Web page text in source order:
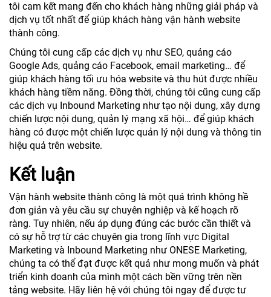
tôi cam kết mang đến cho khách hàng những giải pháp và
dịch vụ tốt nhất để giúp khách hàng vận hành website
thành công.
Chúng tôi cung cấp các dịch vụ như SEO, quảng cáo
Google Ads, quảng cáo Facebook, email marketing… để
giúp khách hàng tối ưu hóa website và thu hút được nhiều
khách hàng tiềm năng. Đồng thời, chúng tôi cũng cung cấp
các dịch vụ Inbound Marketing như tạo nội dung, xây dựng
chiến lược nội dung, quản lý mạng xã hội… để giúp khách
hàng có được một chiến lược quản lý nội dung và thông tin
hiệu quả trên website.
Kết luận
Vận hành website thành công là một quá trình không hề
đơn giản và yêu cầu sự chuyên nghiệp và kế hoạch rõ
ràng. Tuy nhiên, nếu áp dụng đúng các bước cần thiết và
có sự hỗ trợ từ các chuyên gia trong lĩnh vực Digital
Marketing và Inbound Marketing như ONESE Marketing,
chúng ta có thể đạt được kết quả như mong muốn và phát
triển kinh doanh của mình một cách bền vững trên nền
tảng website. Hãy liên hệ với chúng tôi ngay để được tư